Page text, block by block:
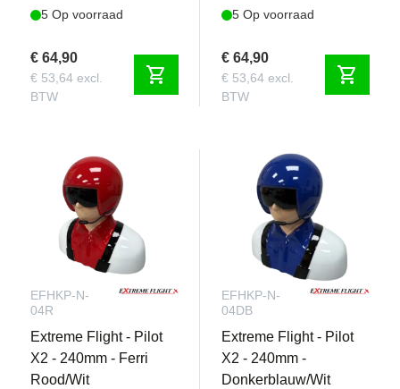
5 Op voorraad
€ 64,90
€ 53,64 excl.
BTW
shopping_cart
5 Op voorraad
€ 64,90
€ 53,64 excl.
BTW
shopping_cart
EFHKP-N-
04R
Extreme Flight - Pilot
X2 - 240mm - Ferri
Rood/Wit
EFHKP-N-
04DB
Extreme Flight - Pilot
X2 - 240mm -
Donkerblauw/Wit